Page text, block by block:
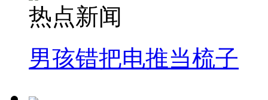
热点新闻
男孩错把电推当梳子